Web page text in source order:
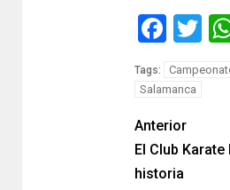
Tags:
Salamanca
Anterior
El Club
historia